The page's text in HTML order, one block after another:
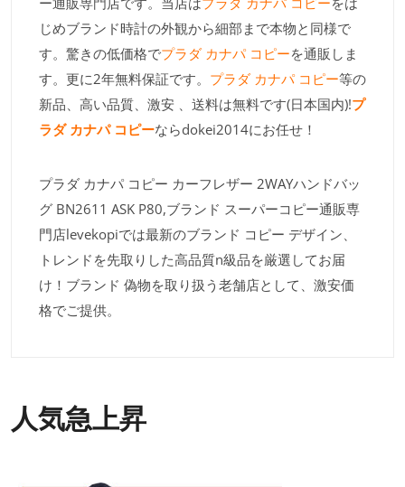
じめブランド時計の外観から細部まで本物と同様で
す。驚きの低価格でプラダ カナパ コピーを通販しま
す。更に2年無料保証です。 プラダ カナパ コピー等の
新品、高い品質、激安 、送料は無料です(日本国内)!プ
ラダ カナパ コピーならdokei2014にお任せ！
プラダ カナパ コピー カーフレザー 2WAYハンドバッ
グ BN2611 ASK P80,ブランド スーパーコピー通販専
門店levekopiでは最新のブランド コピー デザイン、
トレンドを先取りした高品質n級品を厳選してお届
け！ブランド 偽物を取り扱う老舗店として、激安価
格でご提供。
人気急上昇